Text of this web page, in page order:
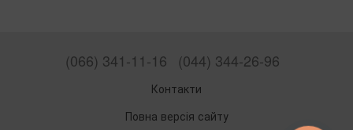
(066) 341-11-16 (044) 344-26-96
Контакти
Повна версія сайту